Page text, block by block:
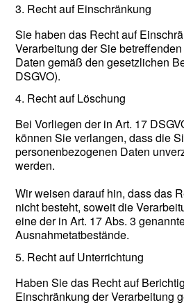
3. Recht auf Einschränkung
Sie haben das Recht auf
Verarbeitung der Sie
Daten gemäß den gesetzlichen
DSGVO).
4. Recht auf Löschung
Bei Vorliegen der in Art. 17
können Sie verlangen, dass die
personenbezogenen Daten
werden.
Wir weisen darauf hin, dass das
nicht besteht, soweit die
eine der in Art. 17 Abs. 3
Ausnahmetatbestände.
5. Recht auf Unterrichtung
Haben Sie das Recht auf
Einschränkung der Verarbeitung